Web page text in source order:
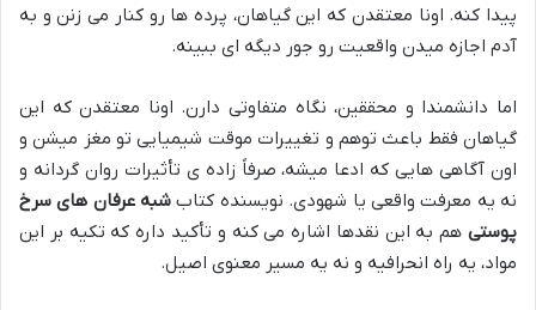
پیدا کنه. اونا معتقدن که این گیاهان، پرده ها رو کنار می زنن و به
آدم اجازه میدن واقعیت رو جور دیگه ای ببینه.
اما دانشمندا و محققین، نگاه متفاوتی دارن. اونا معتقدن که این
گیاهان فقط باعث توهم و تغییرات موقت شیمیایی تو مغز میشن و
اون آگاهی هایی که ادعا میشه، صرفاً زاده ی تأثیرات روان گردانه و
نه یه معرفت واقعی یا شهودی. نویسنده کتاب شبه عرفان های سرخ
پوستی هم به این نقدها اشاره می کنه و تأکید داره که تکیه بر این
مواد، یه راه انحرافیه و نه یه مسیر معنوی اصیل.